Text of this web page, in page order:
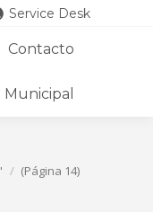
Service Desk
Contacto
Municipal
(Página 14)